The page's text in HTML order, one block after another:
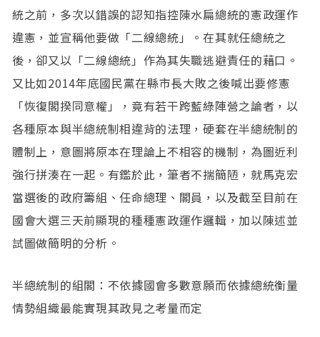
統之前，多次以錯誤的認知指控陳水扁總統的憲政運作
違憲，並宣稱他要做「二線總統」。在其就任總統之
後，卻又以「二線總統」作為其失職逃避責任的藉口。
又比如2014年底國民黨在縣市長大敗之後喊出要修憲
「恢復閣揆同意權」，竟有若干跨藍綠陣營之論者，以
各種原本與半總統制相違背的法理，硬套在半總統制的
體制上，意圖將原本在理論上不相容的機制，為圖近利
強行拼湊在一起。有鑑於此，筆者不揣簡陋，就馬克宏
當選後的政府籌組、任命總理、閣員，以及截至目前在
國會大選三天前顯現的種種憲政運作邏輯，加以陳述並
試圖做簡明的分析。
半總統制的組閣：不依據國會多數意願而依據總統衡量
情勢組織最能實現其政見之考量而定